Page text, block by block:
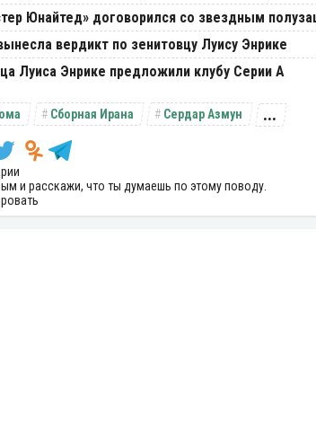
Юнайтед» договорился со звездным
вердикт по зенитовцу Луису Энрике
Луиса Энрике предложили клубу Серии А
Сборная Ирана Сердар Азмун ...
и расскажи, что ты думаешь по этому поводу.